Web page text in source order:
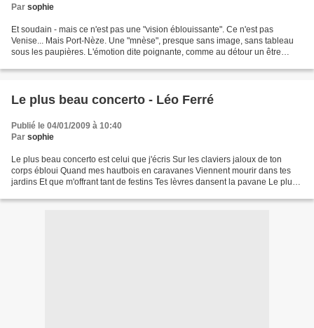
Par sophie
Et soudain - mais ce n'est pas une "vision éblouissante". Ce n'est pas
Venise... Mais Port-Nèze. Une "mnèse", presque sans image, sans tableau
sous les paupières. L'émotion dite poignante, comme au détour un être
Le plus beau concerto - Léo Ferré
Publié le 04/01/2009 à 10:40
Par sophie
Le plus beau concerto est celui que j'écris Sur les claviers jaloux de ton
corps ébloui Quand mes hautbois en caravanes Viennent mourir dans tes
jardins Et que m'offrant tant de festins Tes lèvres dansent la pavane Le plus